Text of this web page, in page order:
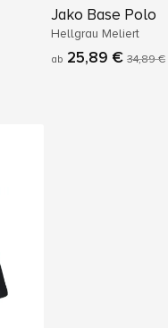
Jako Base Polo
Hellgrau Meliert
ab 25,89 € 34,89 €